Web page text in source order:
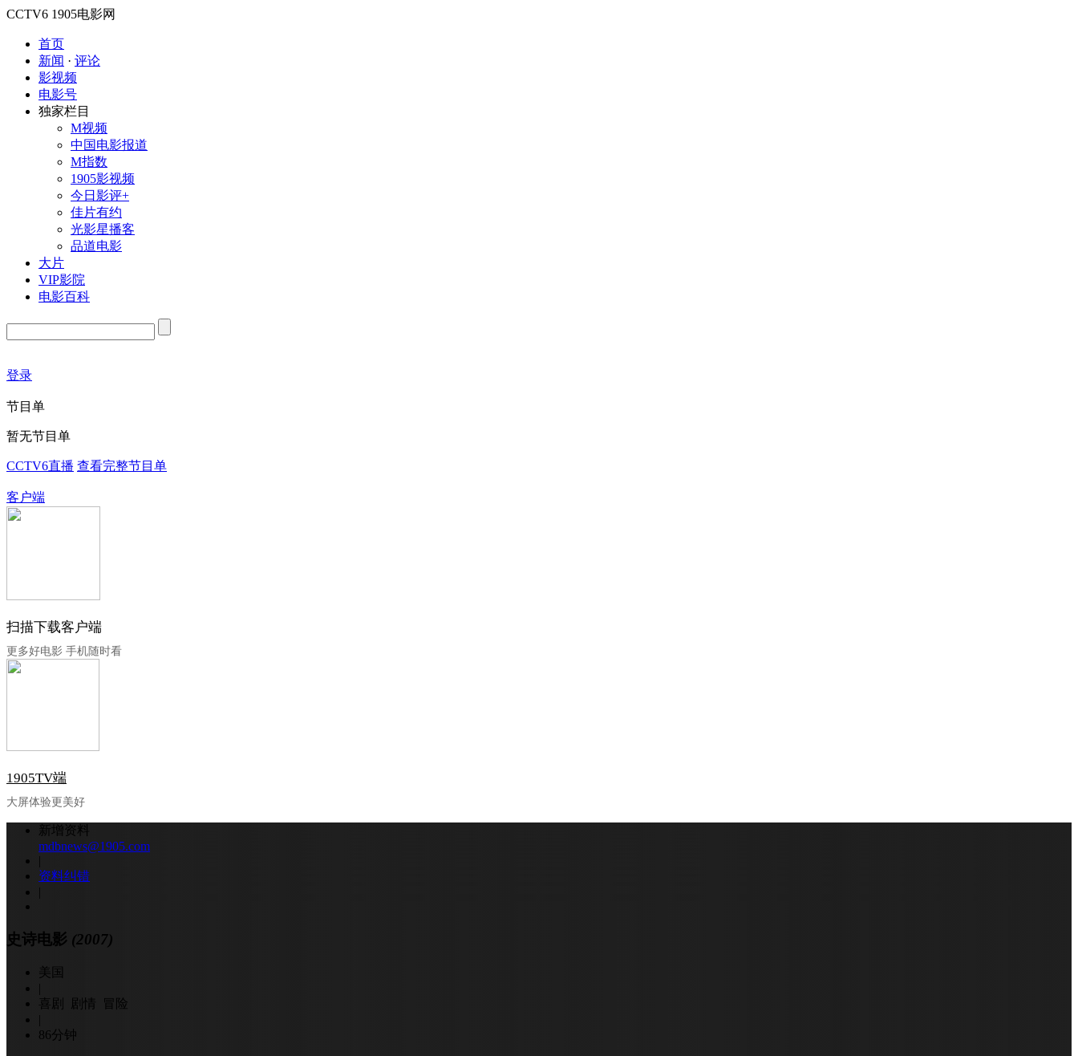
CCTV6 1905电影网
首页
新闻 · 评论
影视频
电影号
独家栏目
M视频
中国电影报道
M指数
1905影视频
今日影评+
佳片有约
光影星播客
品道电影
大片
VIP影院
电影百科
登录
节目单
暂无节目单
CCTV6直播 查看完整节目单
客户端
扫描下载客户端
更多好电影 手机随时看
1905TV端
大屏体验更美好
新增资料
mdbnews@1905.com
|
资料纠错
|
史诗电影 (2007)
美国
|
喜剧 剧情 冒险
|
86分钟